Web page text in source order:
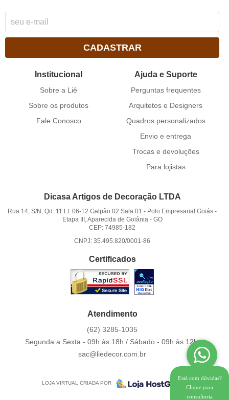
CADASTRAR
Institucional
Sobre a Liê
Sobre os produtos
Fale Conosco
Ajuda e Suporte
Perguntas frequentes
Arquitetos e Designers
Quadros personalizados
Envio e entrega
Trocas e devoluções
Para lojistas
Dicasa Artigos de Decoração LTDA
Rua 14, S/N, Qd. 11 Lt. 06-12 Galpão 02 Sala 01 - Polo Empresarial Goiás -
Etapa III, Aparecida de Goiânia- GO
CEP: 74985-182
CNPJ: 35.495.820/0001-86
Certificados
Atendimento
(62) 3285-1035
Segunda a Sexta - 09h às 18h / Sábado - 09h às 12h.
sac@liedecor.com.br
LOJA VIRTUAL CRIADA POR
Está com dúvidas?
Clique para
consultoria